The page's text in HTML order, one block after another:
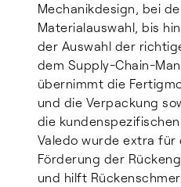
Mechanikdesign, bei
Materialauswahl, bis
der Auswahl der
dem Supply-Chain-
übernimmt die
und die Verpackung
die
Valedo wurde extra
Förderung der
und hilft